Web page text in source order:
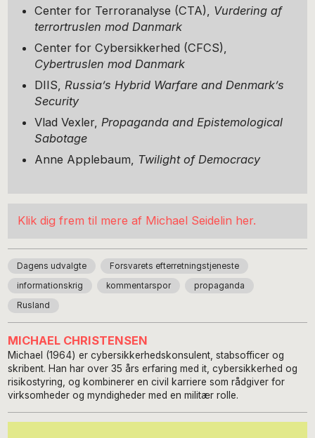
Center for Terroranalyse (CTA), Vurdering af
terrortruslen mod Danmark
Center for Cybersikkerhed (CFCS),
Cybertruslen mod Danmark
DIIS, Russia’s Hybrid Warfare and Denmark’s
Security
Vlad Vexler, Propaganda and Epistemological
Sabotage
Anne Applebaum,
Twilight of Democracy
Klik dig frem til mere af Michael Seidelin her.
Dagens udvalgte Forsvarets efterretningstjeneste
informationskrig kommentarspor propaganda
Rusland
MICHAEL CHRISTENSEN
Michael (1964) er cybersikkerhedskonsulent, stabsofficer og
skribent. Han har over 35 års erfaring med it, cybersikkerhed og
risikostyring, og kombinerer en civil karriere som rådgiver for
virksomheder og myndigheder med en militær rolle.